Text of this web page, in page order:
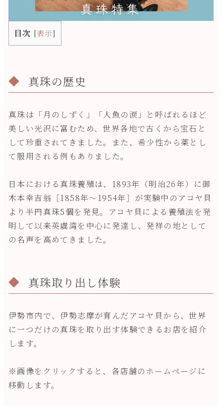
目次 [表示]
真珠の歴史
真珠は「月のしずく」「人魚の涙」と呼ばれるほど
美しい光沢に富むため、世界各地で古くから宝石と
して珍重されてきました。また、希少性から薬とし
て服用される例もありました。
日本における真珠養殖は、1893年（明治26年）に御
木本幸吉翁［1858年～1954年］が実験中のアコヤ貝
より半円真珠5個を発見。アコヤ貝による養殖法を発
明して以来英虞湾を中心に発達し、発祥の地として
の名声を高めてきました。
真珠取り出し体験
伊勢市内で、伊勢志摩が育んだアコヤ貝から、世界
に一つだけの真珠を取り出す体験できるお店を紹介
します。
※画像をクリックすると、各店舗のホームページに
移動します。